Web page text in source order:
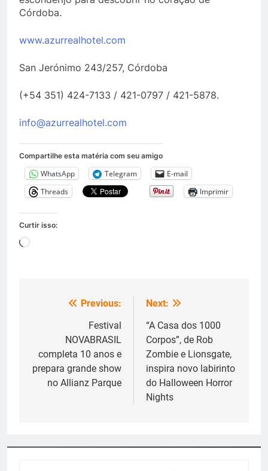
Córdoba.
www.azurrealhotel.com
San Jerónimo 243/257, Córdoba
(+54 351) 424-7133 / 421-0797 / 421-5878.
info@azurrealhotel.com
Compartilhe esta matéria com seu amigo
WhatsApp Telegram
E-mail
Threads
Imprimir
Curtir isso:
Carregando...
Navegação
Post
Previous:
Festival
NOVABRASIL
completa 10 anos e
prepara grande show
no Allianz Parque
Next:
“A Casa dos 1000
Corpos”, de Rob
Zombie e Lionsgate,
inspira novo labirinto
do Halloween Horror
Nights